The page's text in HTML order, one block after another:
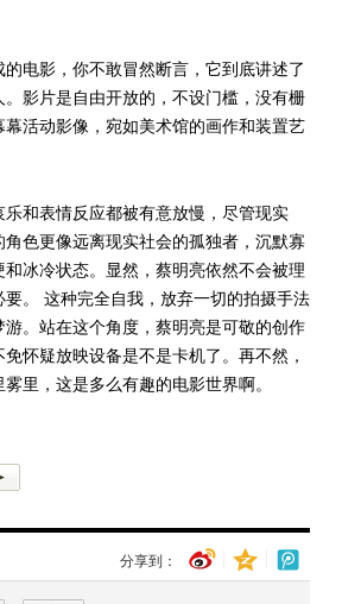
电影，你不敢冒然断言，它到底讲述了
影片是自由开放的，不设门槛，没有栅
活动影像，宛如美术馆的画作和装置艺
和表情反应都被有意放慢，尽管现实
色更像远离现实社会的孤独者，沉默寡
冰冷状态。显然，蔡明亮依然不会被理
。 这种完全自我，放弃一切的拍摄手法
。站在这个角度，蔡明亮是可敬的创作
怀疑放映设备是不是卡机了。再不然，
里，这是多么有趣的电影世界啊。
分享到：